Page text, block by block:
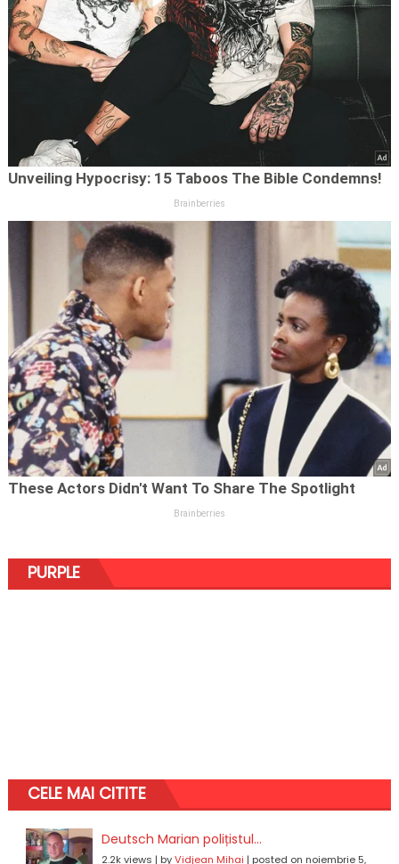
PURPLE
CELE MAI CITITE
Deutsch Marian polițistul...
2.2k views | byVidjean Mihai | posted on noiembrie 5,